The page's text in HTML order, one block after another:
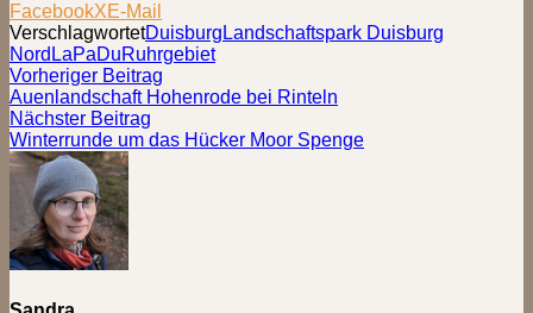
FacebookXE-Mail
VerschlagwortetDuisburg Landschaftspark Duisburg
Nord LaPaDuRuhrgebiet
Beitragsnavigation
Vorheriger Beitrag
Beitrag:
Auenlandschaft Hohenrode bei Rinteln
Nächster Beitrag
Beitrag:
Winterrunde um das Hücker Moor Spenge